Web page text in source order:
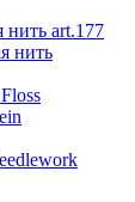
нить art.177
нить